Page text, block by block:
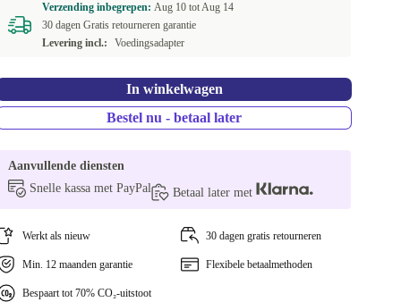
Verzending inbegrepen:Aug 10 totAug 14
30 dagen Gratis retourneren garantie
Levering incl.:
Voedingsadapter
In winkelwagen
Bestel nu - betaal later
Aanvullende diensten
Snelle kassa met PayPal
Betaal later met
Werkt als nieuw 30 dagen gratis retourneren
Min. 12 maanden garantie Flexibele betaalmethoden
Bespaart tot 70% CO₂-uitstoot